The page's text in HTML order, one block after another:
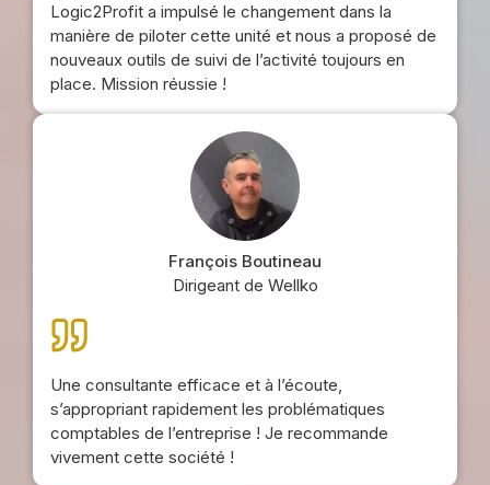
Logic2Profit a impulsé le changement dans la
manière de piloter cette unité et nous a proposé de
nouveaux outils de suivi de l’activité toujours en
place. Mission réussie !
François Boutineau
Dirigeant de Wellko
Une consultante efficace et à l’écoute,
s’appropriant rapidement les problématiques
comptables de l’entreprise ! Je recommande
vivement cette société !